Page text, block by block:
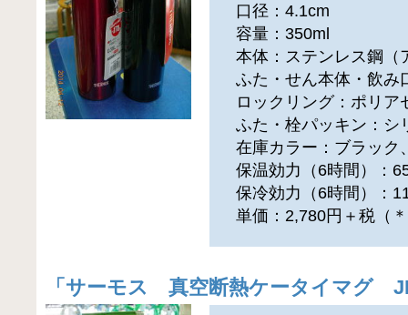
口径：4.1cm
容量：350ml
本体：ステンレス鋼（
ふた・せん本体・飲み
ロックリング：ポリア
ふた・栓パッキン：シ
在庫カラー：ブラック
保温効力（6時間）：
保冷効力（6時間）：
単価：2,780円＋税（
「 サーモス 真空断熱ケータイマグ